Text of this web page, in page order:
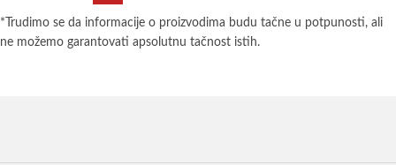
*Trudimo se da informacije o proizvodima budu tačne u potpunosti, ali
ne možemo garantovati apsolutnu tačnost istih.